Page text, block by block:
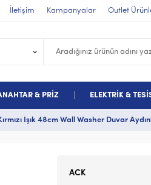
İletişim Kampanyalar Outlet
& PRİZ ELEKTRİK &
Işık 48cm Wall Washer Duvar
ACK